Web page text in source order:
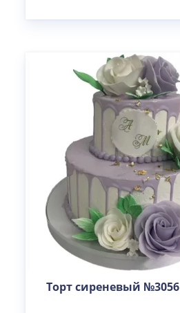
Торт сиреневый №3056